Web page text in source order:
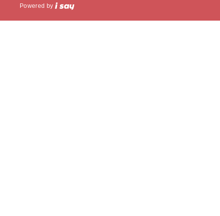
Powered by